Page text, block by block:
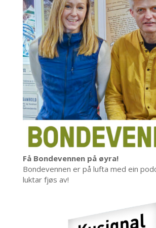
Få Bondevennen på øyra!
Bondevennen er på lufta med ein
luktar fjøs av!